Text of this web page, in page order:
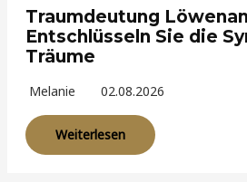
Traumdeutung
Entschlüsseln Sie die
Träume
Melanie 02.08.2026
Weiterlesen